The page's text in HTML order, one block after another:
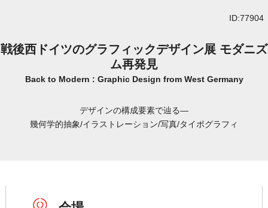
ID:77904
戦後西ドイツのグラフィックデザイン展 モダニズ
ム再発見
Back to Modern : Graphic Design from West Germany
デザインの構成要素で辿る―
幾何学的抽象/イラストレーション/写真/タイポグラフィ